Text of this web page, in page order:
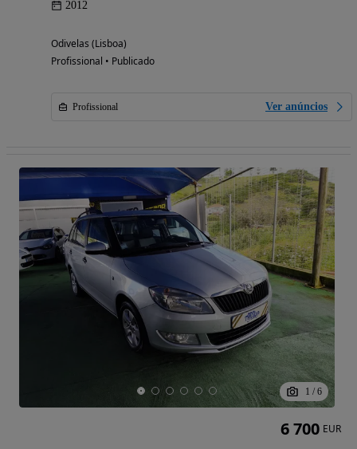
2012
Odivelas (Lisboa)
Profissional • Publicado
Profissional Ver anúncios
1 / 6
6 700 EUR